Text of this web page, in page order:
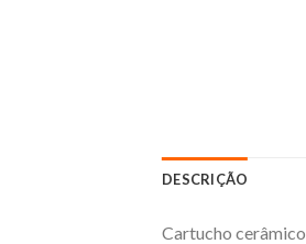
DESCRIÇÃO
Cartucho cerâmico